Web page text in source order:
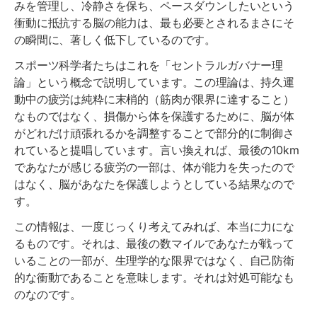
みを管理し、冷静さを保ち、ペースダウンしたいという
衝動に抵抗する脳の能力は、最も必要とされるまさにそ
の瞬間に、著しく低下しているのです。
スポーツ科学者たちはこれを「セントラルガバナー理
論」という概念で説明しています。この理論は、持久運
動中の疲労は純粋に末梢的（筋肉が限界に達すること）
なものではなく、損傷から体を保護するために、脳が体
がどれだけ頑張れるかを調整することで部分的に制御さ
れていると提唱しています。言い換えれば、最後の10km
であなたが感じる疲労の一部は、体が能力を失ったので
はなく、脳があなたを保護しようとしている結果なので
す。
この情報は、一度じっくり考えてみれば、本当に力にな
るものです。それは、最後の数マイルであなたが戦って
いることの一部が、生理学的な限界ではなく、自己防衛
的な衝動であることを意味します。それは対処可能なも
のなのです。